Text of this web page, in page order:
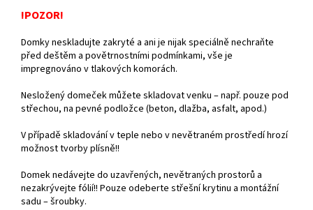
!POZOR!
Domky neskladujte zakryté a ani je nijak speciálně nechraňte
před deštěm a povětrnostními podmínkami, vše je
impregnováno v tlakových komorách.
Nesložený domeček můžete skladovat venku – např. pouze pod
střechou, na pevné podložce (beton, dlažba, asfalt, apod.)
V případě skladování v teple nebo v nevětraném prostředí hrozí
možnost tvorby plísně!!
Domek nedávejte do uzavřených, nevětraných prostorů a
nezakrývejte fólií!! Pouze odeberte střešní krytinu a montážní
sadu – šroubky.